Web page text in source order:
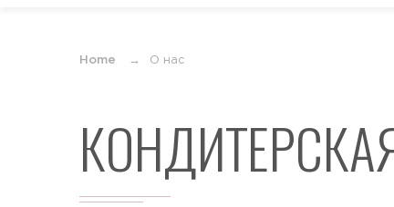
На праздник
На День Рождения
Торты в подарок для мужчин и женщин
Home О нас
КОНДИТЕРСКАЯ